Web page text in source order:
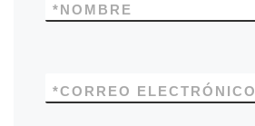
NOMBRE
*
CORREO ELECTRÓNICO
*